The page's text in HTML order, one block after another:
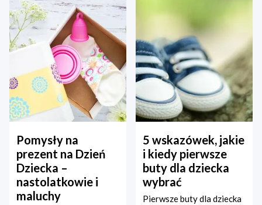
Pomysły na
prezent na Dzień
Dziecka –
nastolatkowie i
maluchy
5 wskazówek, jakie
i kiedy pierwsze
buty dla dziecka
wybrać
Pierwsze buty dla dziecka